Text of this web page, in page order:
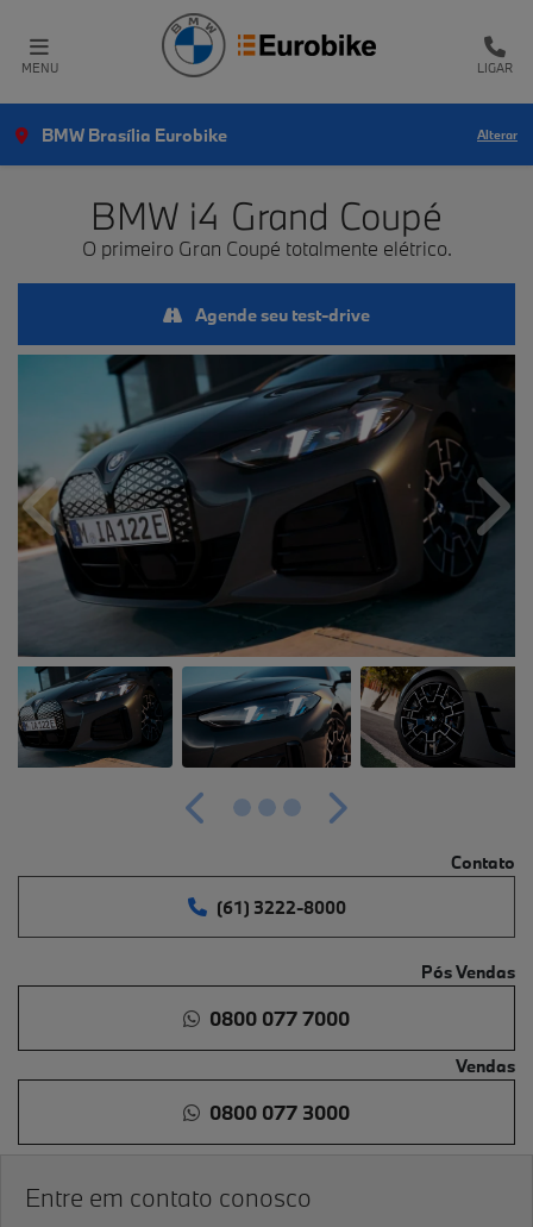
MENU LIGAR
BMW Brasília Eurobike Alterar
BMW i4 Grand Coupé
O primeiro Gran Coupé totalmente elétrico.
Agende seu test-drive
Entre em contato conosco
Anterior
Anterior Próximo
Contato
(61) 3222-8000
Pós Vendas
0800 077 7000
Vendas
0800 077 3000